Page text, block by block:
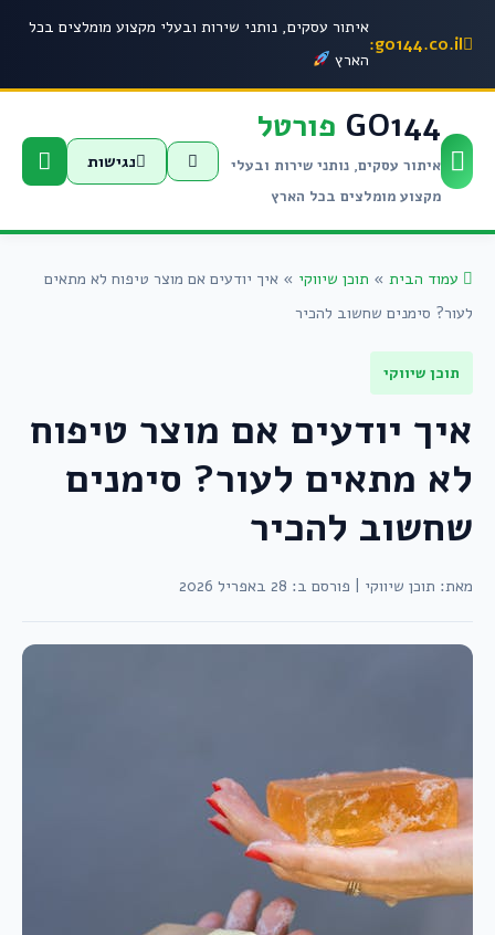
go144.co.il:
איתור עסקים, נותני שירות ובעלי מקצוע מומלצים בכל
הארץ
GO144 פורטל
איתור עסקים, נותני שירות ובעלי
מקצוע מומלצים בכל הארץ
נגישות
עמוד הבית » תוכן שיווקי » איך יודעים אם מוצר טיפוח לא מתאים
לעור? סימנים שחשוב להכיר
תוכן שיווקי
איך יודעים אם מוצר טיפוח
לא מתאים לעור? סימנים
שחשוב להכיר
מאת: תוכן שיווקי פורסם ב: 28 באפריל 2026